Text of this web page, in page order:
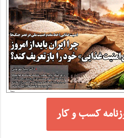
کسب و کار